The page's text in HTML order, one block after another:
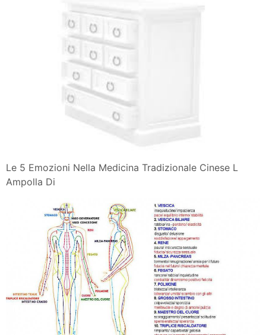
Le 5 Emozioni Nella Medicina Tradizionale Cinese L
Ampolla Di